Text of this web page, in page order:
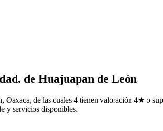
de Huajuapan de León
de las cuales 4 tienen valoración 4★ o
y servicios disponibles.